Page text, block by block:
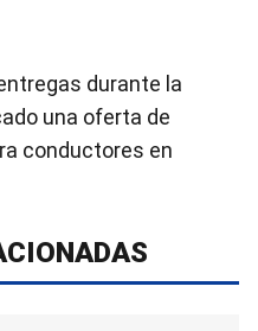
durante la
una oferta de
conductores en